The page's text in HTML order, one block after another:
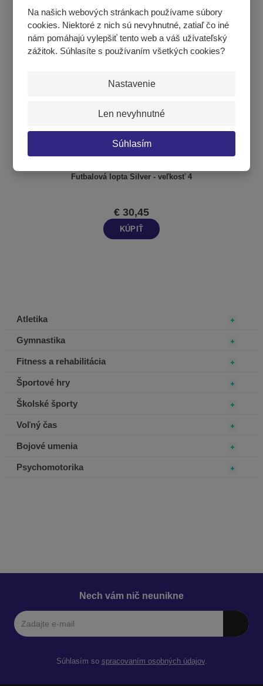
Na našich webových stránkach používame súbory
cookies. Niektoré z nich sú nevyhnutné, zatiaľ čo iné
nám pomáhajú vylepšiť tento web a váš užívateľský
zážitok. Súhlasíte s používaním všetkých cookies?
Nastavenie
Len nevyhnutné
Súhlasím
KÚPIŤ
Futbalová lopta Silver - veľkosť 4
€ 30,45
KÚPIŤ
Atletika
Gymnastika
Fitness a rehabilitácia
Športové hry
Školské športy
Voľný čas
Bojové umenia
Psychomotorika
Nech vám nič neunikne
Súhlasím so spracovaním osobných údajov.